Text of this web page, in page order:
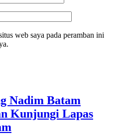
web saya pada peramban ini
Nadim Batam
Kunjungi Lapas